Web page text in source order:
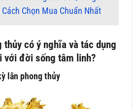
Chọn Mua Chuẩn Nhất
thủy có ý nghĩa và tác dụng
với đời sống tâm linh?
lân phong thủy